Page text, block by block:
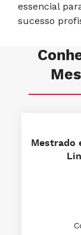
essencial
sucesso
Mestrado